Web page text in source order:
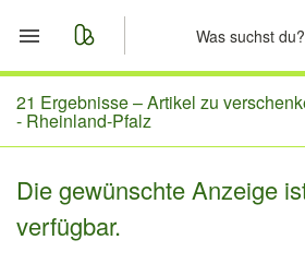
Start
Merkliste
Nachrichten
21 Ergebnisse –Artikel zu
- Rheinland-Pfalz
Die gewünschte Anzeige
verfügbar.